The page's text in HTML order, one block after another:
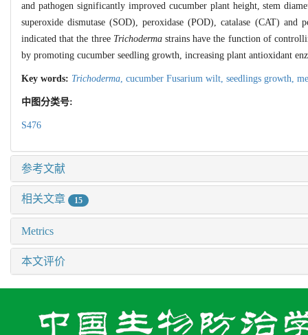
and pathogen significantly improved cucumber plant height, stem
superoxide dismutase (SOD), peroxidase (POD), catalase (CAT)
indicated that the three Trichodermastrains have the function of
by promoting cucumber seedling growth, increasing plant antioxidant
Key words: Trichoderma, cucumber Fusarium wilt, seedlings growth,
中图分类号:
S476
参考文献
相关文章 15
Metrics
本文评价